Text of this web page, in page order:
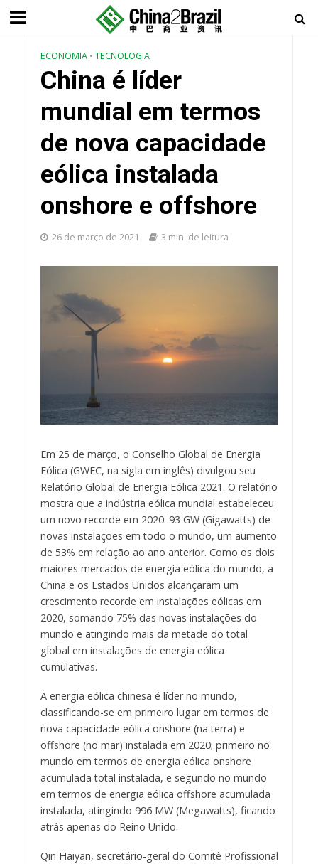
ECONOMIA • TECNOLOGIA
China é líder
mundial em termos
de nova capacidade
eólica instalada
onshore e offshore
26 de março de 2021 3 min. de leitura
Em 25 de março, o Conselho Global de Energia
Eólica (GWEC, na sigla em inglês) divulgou seu
Relatório Global de Energia Eólica 2021. O relatório
mostra que a indústria eólica mundial estabeleceu
um novo recorde em 2020: 93 GW (Gigawatts) de
novas instalações em todo o mundo, um aumento
de 53% em relação ao ano anterior. Como os dois
maiores mercados de energia eólica do mundo, a
China e os Estados Unidos alcançaram um
crescimento recorde em instalações eólicas em
2020, somando 75% das novas instalações do
mundo e atingindo mais da metade do total
global em instalações de energia eólica
cumulativas.
A energia eólica chinesa é líder no mundo,
classificando-se em primeiro lugar em termos de
nova capacidade eólica onshore (na terra) e
offshore (no mar) instalada em 2020; primeiro no
mundo em termos de energia eólica onshore
acumulada total instalada, e segundo no mundo
em termos de energia eólica offshore acumulada
instalada, atingindo 996 MW (Megawatts), ficando
atrás apenas do Reino Unido.
Qin Haiyan, secretário-geral do Comitê Profissional